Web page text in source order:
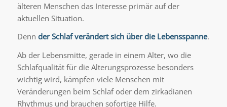
älteren Menschen das Interesse primär auf der
aktuellen Situation.
Denn der Schlaf verändert sich über die Lebensspanne.
Ab der Lebensmitte, gerade in einem Alter, wo die
Schlafqualität für die Alterungsprozesse besonders
wichtig wird, kämpfen viele Menschen mit
Veränderungen beim Schlaf oder dem zirkadianen
Rhythmus und brauchen sofortige Hilfe.